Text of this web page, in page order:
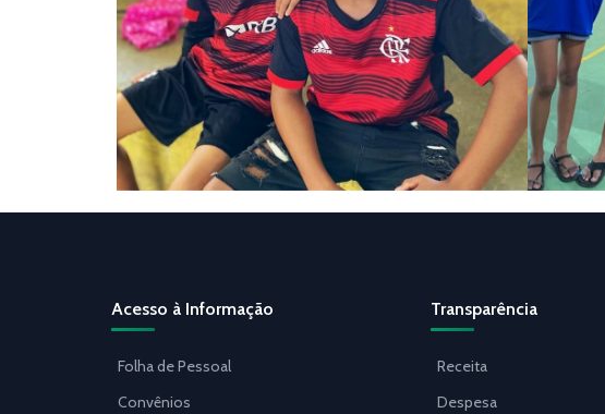
Acesso à Informação
Folha de Pessoal
Convênios
Transparência
Receita
Despesa